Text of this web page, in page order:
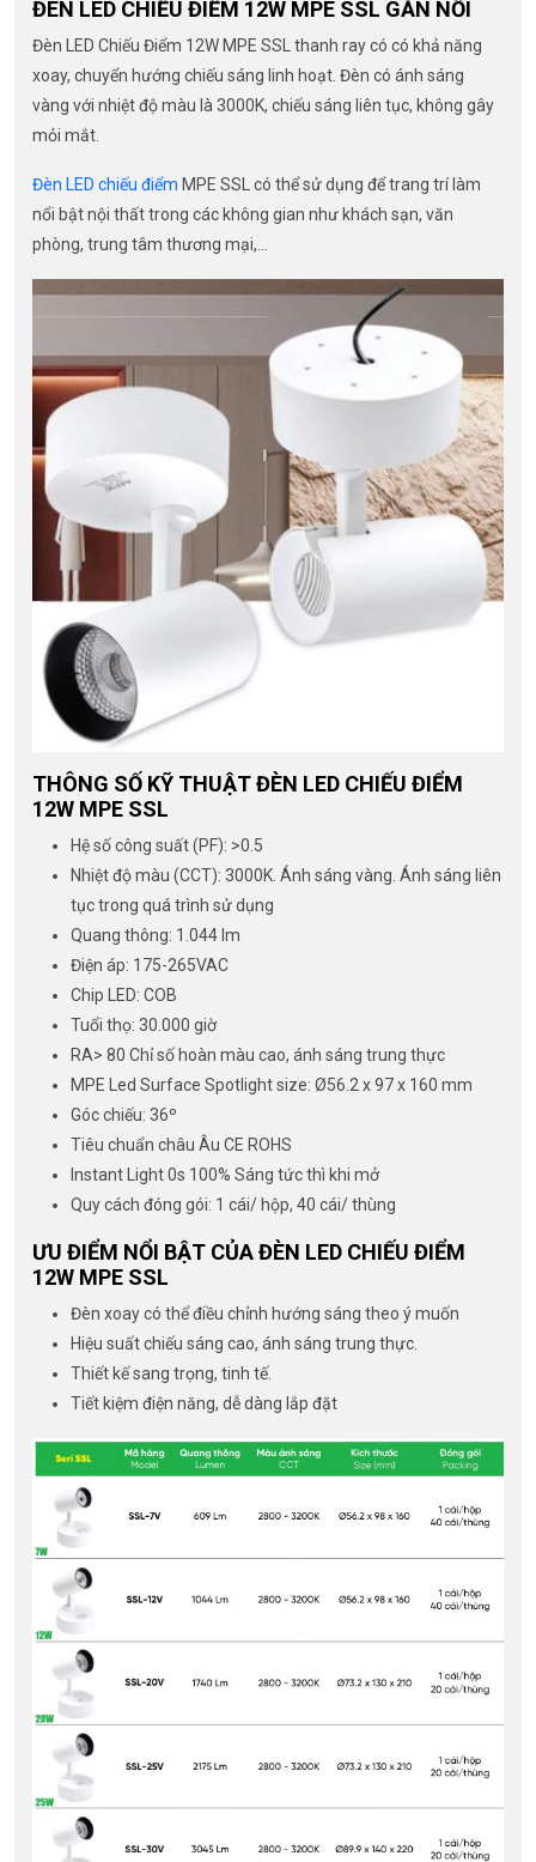
ĐÈN LED CHIẾU ĐIỂM 12W MPE SSL GẮN NỔI
Đèn LED Chiếu Điểm 12W MPE SSL thanh ray có có khả năng
xoay, chuyển hướng chiếu sáng linh hoạt. Đèn có ánh sáng
vàng với nhiệt độ màu là 3000K, chiếu sáng liên tục, không gây
mỏi mắt.
Đèn LED chiếu điểm MPE SSL có thể sử dụng để trang trí làm
nổi bật nội thất trong các không gian như khách sạn, văn
phòng, trung tâm thương mại,…
THÔNG SỐ KỸ THUẬT ĐÈN LED CHIẾU ĐIỂM
12W MPE SSL
Hệ số công suất (PF): >0.5
Nhiệt độ màu (CCT): 3000K. Ánh sáng vàng. Ánh sáng liên
tục trong quá trình sử dụng
Quang thông: 1.044 lm
Điện áp: 175-265VAC
Chip LED: COB
Tuổi thọ: 30.000 giờ
RA> 80 Chỉ số hoàn màu cao, ánh sáng trung thực
MPE Led Surface Spotlight size: Ø56.2 x 97 x 160 mm
Góc chiếu: 36º
Tiêu chuẩn châu Âu CE ROHS
Instant Light 0s 100% Sáng tức thì khi mở
Quy cách đóng gói: 1 cái/ hộp, 40 cái/ thùng
ƯU ĐIỂM NỔI BẬT CỦA ĐÈN LED CHIẾU ĐIỂM
12W MPE SSL
Đèn xoay có thể điều chỉnh hướng sáng theo ý muốn
Hiệu suất chiếu sáng cao, ánh sáng trung thực.
Thiết kế sang trọng, tinh tế.
Tiết kiệm điện năng, dễ dàng lắp đặt